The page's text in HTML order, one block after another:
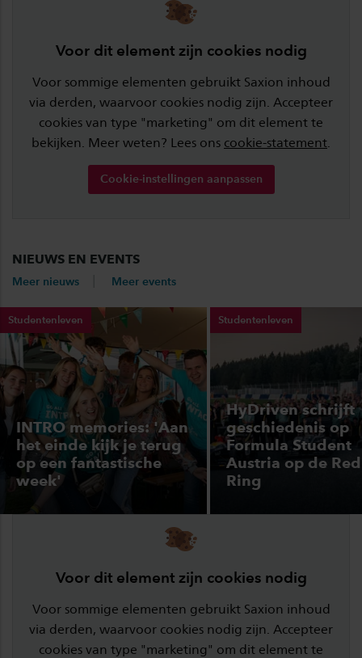
Voor dit element zijn cookies nodig
Voor sommige elementen gebruikt Saxion inhoud
via derden, waarvoor cookies nodig zijn. Accepteer
cookies van type "marketing" om dit element te
bekijken. Meer weten? Lees ons cookie-statement.
Cookie-instellingen aanpassen
NIEUWS EN EVENTS
Meer nieuws Meer events
Studentenleven
INTRO memories: 'Aan
het einde kijk je terug
op een fantastische
week'
Studentenleven
HyDriven schrijft
geschiedenis op
Formula Student
Austria op de
Ring
Voor dit element zijn cookies nodig
Voor sommige elementen gebruikt Saxion inhoud
via derden, waarvoor cookies nodig zijn. Accepteer
cookies van type "marketing" om dit element te